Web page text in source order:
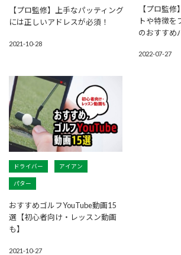
【プロ監修】上手なパッティング
には正しいアドレスが必須！
2021-10-28
【プロ監
トや特徴を
のおすすめ
2022-07-27
ドライバー アイアン
パター
おすすめゴルフYouTube動画15
選【初心者向け・レッスン動画
も】
2021-10-27